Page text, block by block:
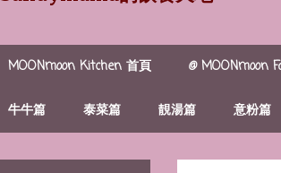
MOONmoon Kitchen 首頁 @ MOONmoon
牛牛篇 泰菜篇 靚湯篇 意粉篇